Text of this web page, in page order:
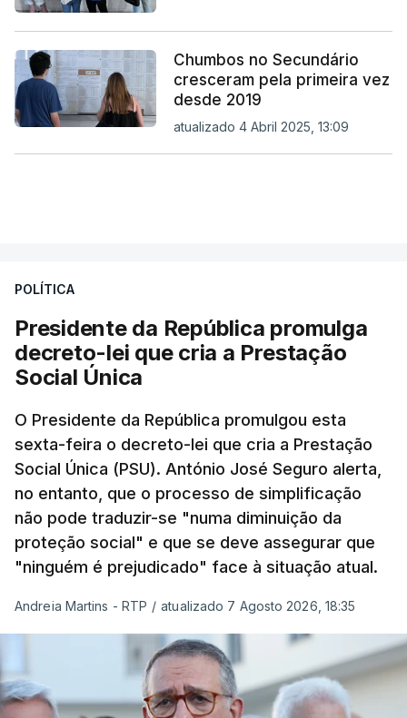
Chumbos no Secundário
cresceram pela primeira vez
desde 2019
atualizado 4 Abril 2025, 13:09
POLÍTICA
Presidente da República promulga
decreto-lei que cria a Prestação
Social Única
O Presidente da República promulgou esta
sexta-feira o decreto-lei que cria a Prestação
Social Única (PSU). António José Seguro alerta,
no entanto, que o processo de simplificação
não pode traduzir-se "numa diminuição da
proteção social" e que se deve assegurar que
"ninguém é prejudicado" face à situação atual.
Andreia Martins - RTP / atualizado 7 Agosto 2026, 18:35